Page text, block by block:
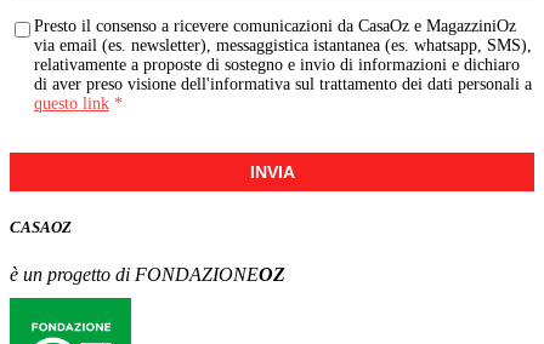
Presto il consenso a ricevere comunicazioni da CasaOz e MagazziniOz
via email (es. newsletter), messaggistica istantanea (es. whatsapp, SMS),
relativamente a proposte di sostegno e invio di informazioni e dichiaro
di aver preso visione dell'informativa sul trattamento dei dati personali a
questo link *
INVIA
CASAOZ
è un progetto di FONDAZIONEOZ